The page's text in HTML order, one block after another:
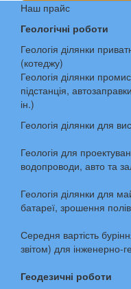
Наш прайс
Геологічні роботи
Геологія ділянки
(котеджу)
Геологія ділянки
підстанція,
ін.)
Геологія ділянки для
Геологія для
водопроводи, авто та
Геологія ділянки для
батареї, зрошення
Середня вартість
звітом) для інженерно-
Геодезичні роботи